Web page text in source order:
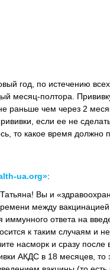
год, по истечению
месяц-полтора.
раньше чем через 2
если ее не
то какое время должно
ua.org»:
Вы и
между
ответа на
к таким случаям и
насморк и сразу после
АКДС в 18 месяцев, то